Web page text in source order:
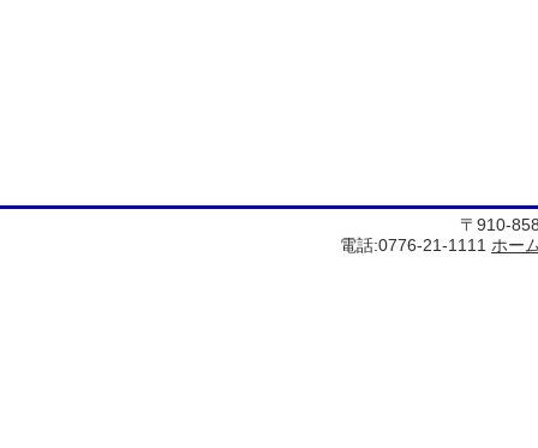
〒910-
電話:0776-21-1111 ホー